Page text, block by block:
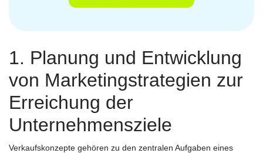
1. Planung und Entwicklung
von Marketingstrategien zur
Erreichung der
Unternehmensziele
Verkaufskonzepte gehören zu den zentralen Aufgaben eines